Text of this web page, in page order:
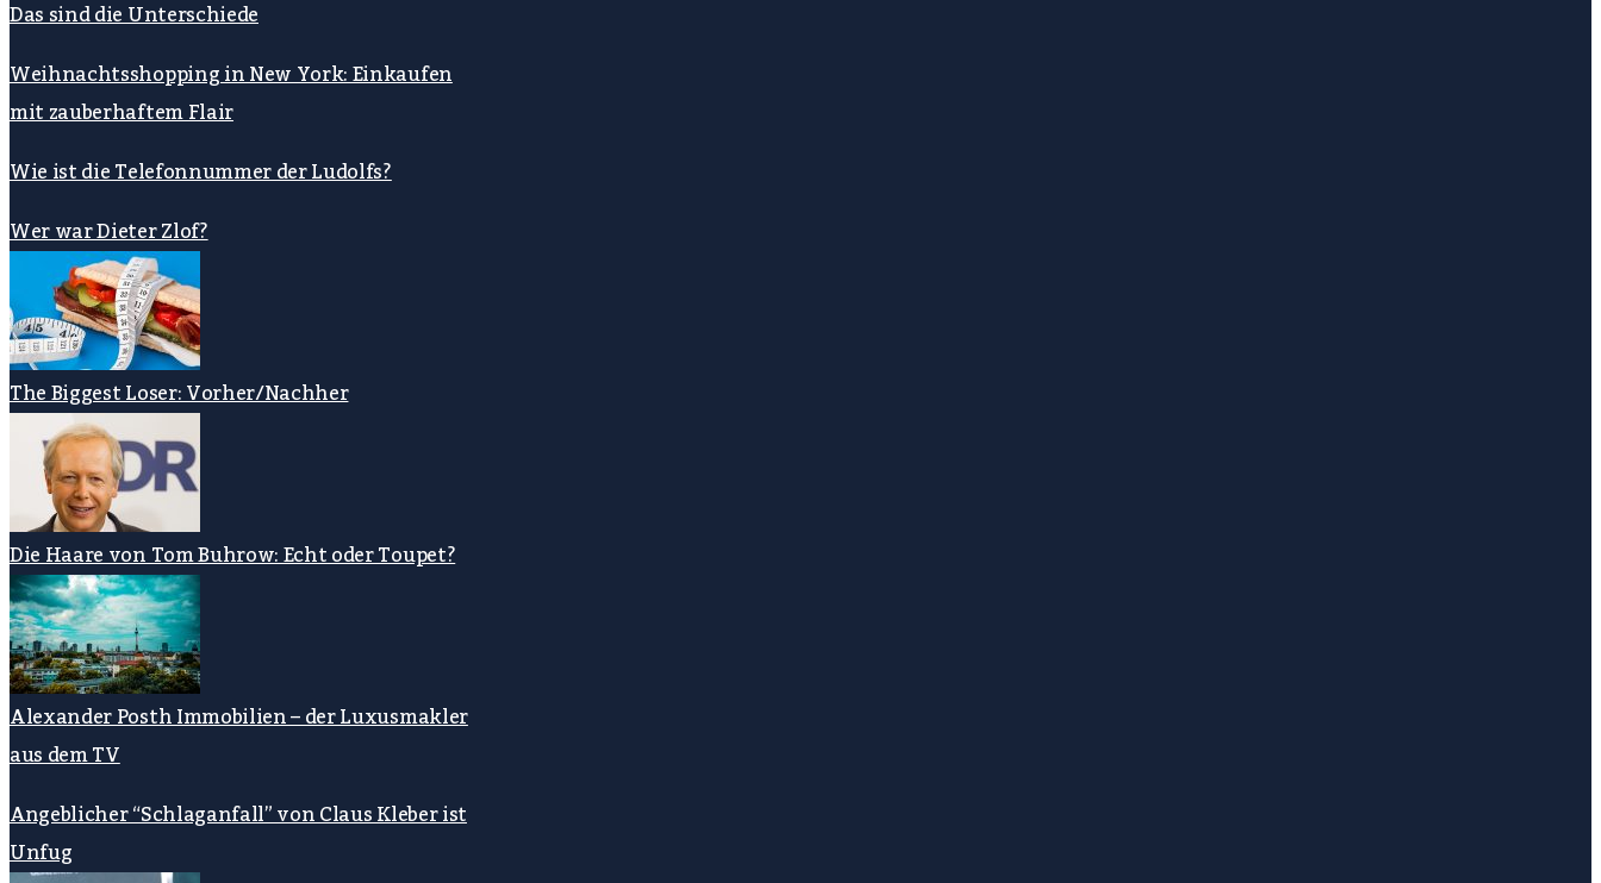
Das sind die Unterschiede
Weihnachtsshopping in New York: Einkaufen
mit zauberhaftem Flair
Wie ist die Telefonnummer der Ludolfs?
Wer war Dieter Zlof?
The Biggest Loser: Vorher/Nachher
Die Haare von Tom Buhrow: Echt oder Toupet?
Alexander Posth Immobilien – der Luxusmakler
aus dem TV
Angeblicher “Schlaganfall” von Claus Kleber ist
Unfug